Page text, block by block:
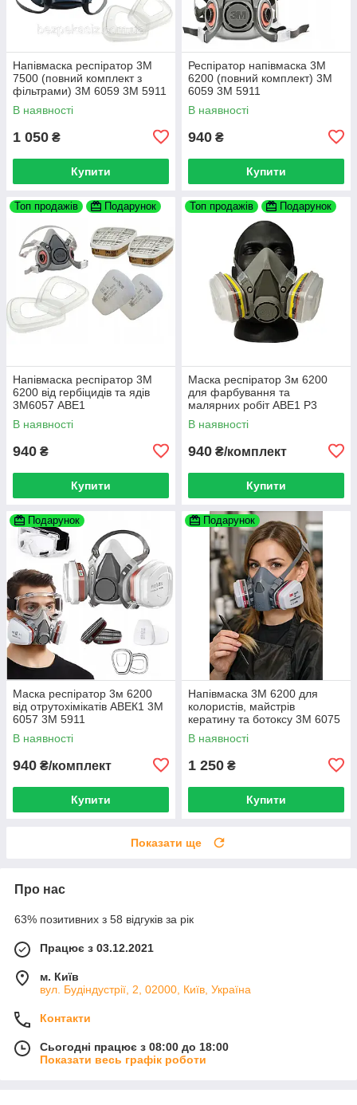
Напівмаска респіратор 3М
7500 (повний комплект з
фільтрами) 3М 6059 3М 5911
В наявності
1 050 ₴
Купити
Респіратор напівмаска 3М
6200 (повний комплект) 3М
6059 3М 5911
В наявності
940 ₴
Купити
Топ продажів Подарунок
Напівмаска респіратор 3М
6200 від гербіцидів та ядів
3М6057 АВЕ1
В наявності
940 ₴
Купити
Топ продажів Подарунок
Маска респіратор 3м 6200
для фарбування та
малярних робіт АВЕ1 Р3
В наявності
940 ₴/комплект
Купити
Подарунок
Маска респіратор 3м 6200
від отрутохімікатів АВЕК1 3М
6057 3М 5911
В наявності
940 ₴/комплект
Купити
Подарунок
Напівмаска 3М 6200 для
колористів, майстрів
кератину та ботоксу 3M 6075
A1 + формальдегід
В наявності
1 250 ₴
Купити
Показати ще
Про нас
63% позитивних з 58 відгуків за рік
Працює з 03.12.2021
м. Київ
вул. Будіндустрії, 2, 02000, Київ, Україна
Контакти
Сьогодні працює з 08:00 до 18:00
Показати весь графік роботи